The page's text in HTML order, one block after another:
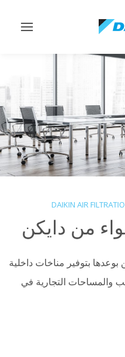
تبديل
DAIKIN AIR
من دايكن
بتوفير مناخات داخلية
والمساحات التجارية في